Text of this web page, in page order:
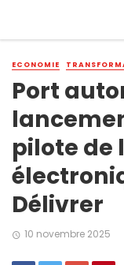
ECONOMIE
Port
pilote de
Délivrer
10 novembre 2025